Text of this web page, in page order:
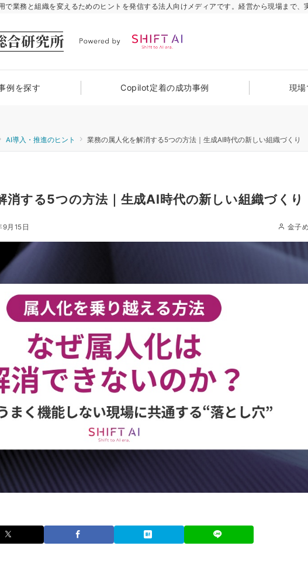
で業務と組織を変えるためのヒントを発信する法人向けメディアです。経営から現場まで、
例を探す Copilot定着の成功事例 現
AI導入・推進のヒント 業務の属人化を解消する5つの方法｜生成AI時代の新しい組織づくり
消する5つの方法｜生成AI時代の新しい組織づくり
9月15日 金子